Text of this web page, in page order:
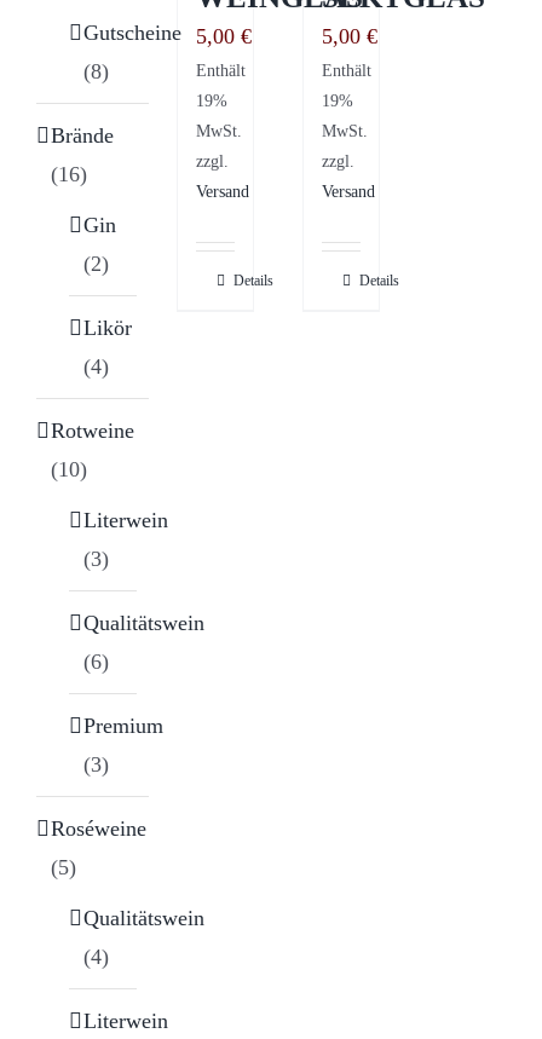
5,00€
Enthält
19%
MwSt.
zzgl.
Versand
Details
5,00€
Enthält
19%
MwSt.
zzgl.
Versand
Details
Gutscheine
(8)
Brände
(16)
Gin
(2)
Likör
(4)
Rotweine
(10)
Literwein
(3)
Qualitätswein
(6)
Premium
(3)
Roséweine
(5)
Qualitätswein
(4)
Literwein